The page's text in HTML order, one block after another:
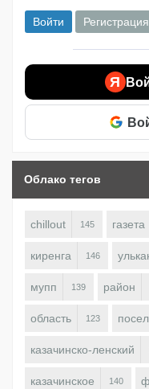
Войти Регистрация
Я
Облако тегов
chillout 145 газета
киренга 146
мупп 139 район
область 123
казачинско-ленский
казачинское 140